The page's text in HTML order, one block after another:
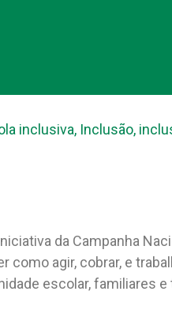
inclusiva, Inclusão,
da Campanha
como agir, cobrar, e
escolar, familiares